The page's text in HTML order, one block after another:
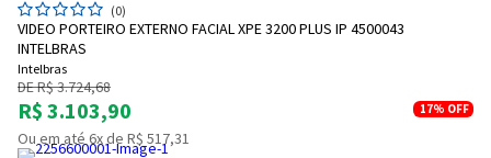
(0)
VIDEO PORTEIRO EXTERNO FACIAL XPE 3200 PLUS IP 4500043
INTELBRAS
Intelbras
DE R$ 3.724,68
R$ 3.103,90 17% OFF
Ou em até 6x de R$ 517,31